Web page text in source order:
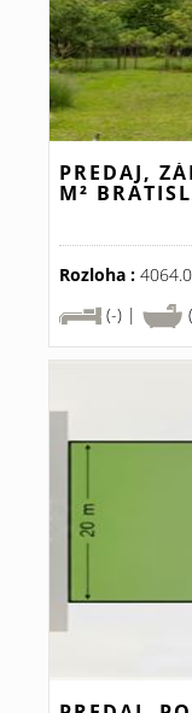
PREDAJ,
M²
Rozloha :
(-) |